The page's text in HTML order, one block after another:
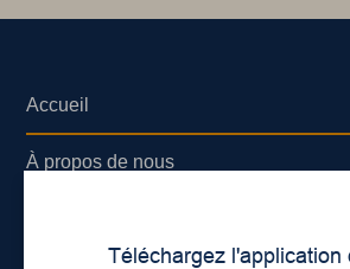
Téléchargez l'application
Accueil
À propos de nous